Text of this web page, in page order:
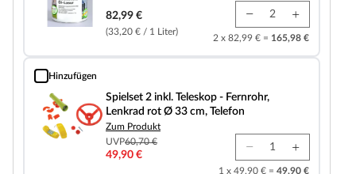
82,99 €
(33,20 € / 1 Liter)
2 x 82,99 € = 165,98 €
Hinzufügen
Spielset 2 inkl. Teleskop - Fernrohr, Lenkrad rot Ø 33 cm, Telefon
Spielset 2 inkl. Teleskop - Fernrohr,
Lenkrad rot Ø 33 cm, Telefon
Zum Produkt
UVP60,70 €
49,90 €
1 x 49,90 € = 49,90 €